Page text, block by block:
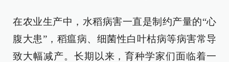
在农业生产中，水稻病害一直是制约产量的“心
腹大患”，稻瘟病、细菌性白叶枯病等病害常导
致大幅减产。长期以来，育种学家们面临着一